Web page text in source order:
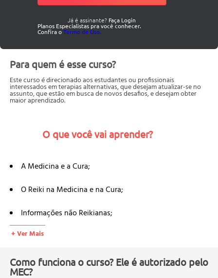
Já é assinante? Faça Login
Planos Especialistas pra você conhecer.
Confira oTermo de Uso.
Para quem é esse curso?
Este curso é direcionado aos estudantes ou profissionais
interessados em terapias alternativas, que desejam atualizar-se no
assunto, que estão em busca de novos desafios, e desejam obter
maior aprendizado.
O que você vai aprender?
A Medicina e a Cura;
O Reiki na Medicina e na Cura;
Informações não Reikianas;
Chacras;
Aura;
+ Ver Mais
Como funciona o curso? Ele é autorizado pelo
MEC?